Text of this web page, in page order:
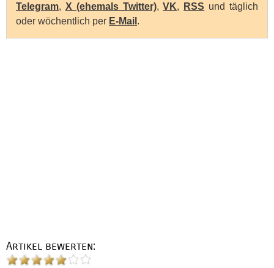
Telegram, X (ehemals Twitter),VK, RSS und täglich
oder wöchentlich per E-Mail .
Artikel bewerten: